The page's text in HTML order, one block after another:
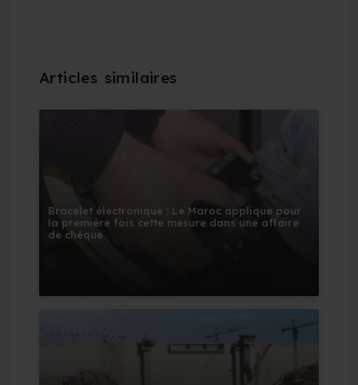
Bracelet électronique : Le Maroc applique pour
la première fois cette mesure dans une affaire
de chèque